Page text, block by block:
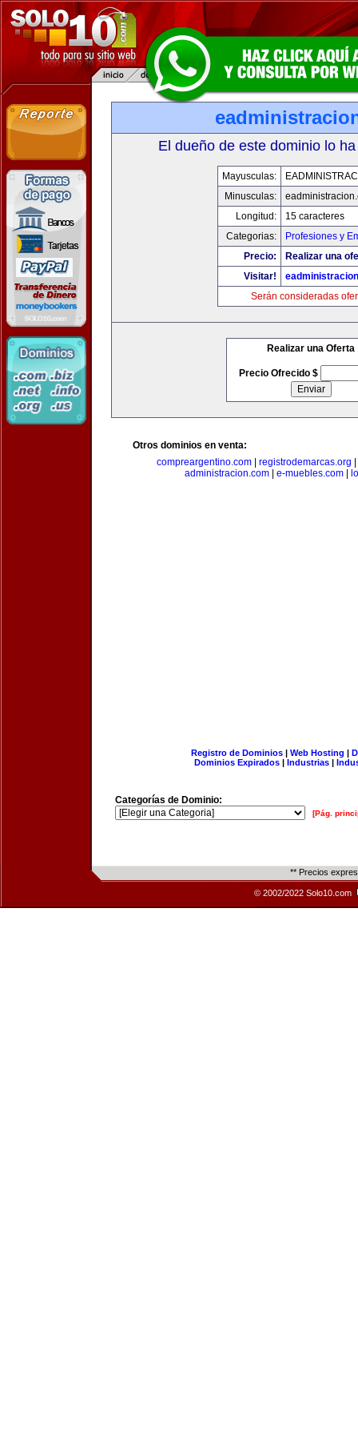
El dueño de este dominio lo
Mayusculas:
Minusculas:
Longitud:
15 caracteres
Categorias:
Profesiones y
Precio:
Realizar una
Visitar!
Serán consideradas
Realizar una Oferta
Precio Ofrecido $
Otros dominios en venta:
compreargentino.com
registrodemarcas.org
administracion.com
e-muebles.com
Registro de Dominios| Web Hosting |
Dominios Expirados | Industrias |
Categorías de Dominio:
[Pág.
** Precios
© 2002/2022 Solo10.com